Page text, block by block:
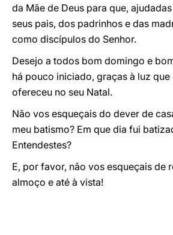
da Mãe de Deus para que,
seus pais, dos padrinhos e das
como discípulos do Senhor.
Desejo a todos bom domingo e
há pouco iniciado, graças à luz que
ofereceu no seu Natal.
Não vos esqueçais do dever de
meu batismo? Em que dia fui
Entendestes?
E, por favor, não vos esqueçais de
almoço e até à vista!